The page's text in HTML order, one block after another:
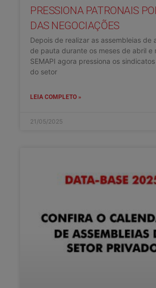
PRESSIONA PATRONAIS
DAS NEGOCIAÇÕES
Depois de realizar as assembleias de
de pauta durante os meses de abril e
SEMAPI agora pressiona os
do setor
LEIA COMPLETO »
21/05/2025